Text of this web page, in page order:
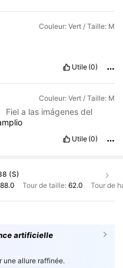
Couleur: Vert / Taille: M
Utile (0)
Couleur: Vert / Taille: M
Fiel a las imágenes del
Utile (0)
(S)
88.0 Tour de taille: 62.0 Tour de
artificielle
une allure raffinée.